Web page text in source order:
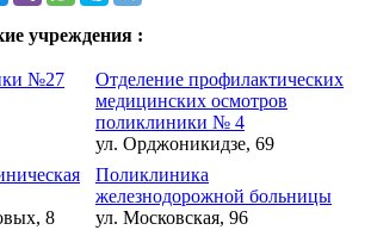
учреждения :
№27
Отделение профилактических
медицинских осмотров
поликлиники № 4
ул. Орджоникидзе, 69
8
Поликлиника
железнодорожной больницы
ул. Московская, 96